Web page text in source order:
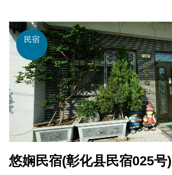
民宿
悠娴民宿(彰化县民宿025号)